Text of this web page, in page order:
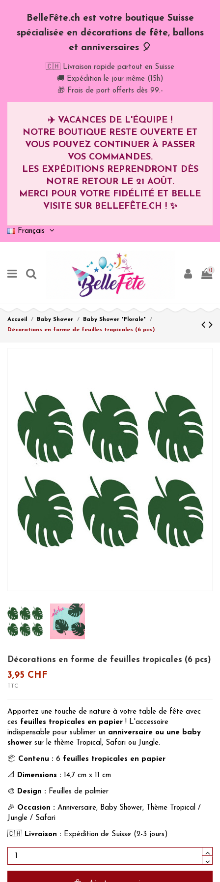
BelleFête.ch est votre boutique Suisse
spécialisée en décorations de fête, ballons
et anniversaires 🎈
🇨🇭 Livraison rapide partout en Suisse
🚚 Expédition le jour même (15h)
🎁 Frais de port offerts dès 99.-
✈️ VACANCES DE L'ÉQUIPE !
NOTRE BOUTIQUE RESTE OUVERTE ET
VOUS POUVEZ CONTINUER À PASSER
VOS COMMANDES.
LES EXPÉDITIONS REPRENDRONT DÈS
NOTRE RETOUR LE 21 AOÛT.
MERCI POUR VOTRE FIDÉLITÉ ET BELLE
VISITE SUR BELLEFÊTE.CH ! ✨
Français
0
Accueil Baby Shower
Baby Shower "Florale"
Décorations en forme de feuilles tropicales (6 pcs)
Décorations en forme de feuilles tropicales (6 pcs)
3,95 CHF
TTC
Apportez une touche de nature à votre table de fête avec
ces feuilles tropicales en papier ! L'accessoire
indispensable pour sublimer un anniversaire ou une baby
shower sur le thème Tropical, Safari ou Jungle.
📦 Contenu : 6 feuilles tropicales en papier
📐 Dimensions : 14,7 cm x 11 cm
🎨 Design : Feuilles de palmier
🎉 Occasion : Anniversaire, Baby Shower, Thème Tropical /
Jungle / Safari
🇨🇭 Livraison : Expédition de Suisse (2-3 jours)